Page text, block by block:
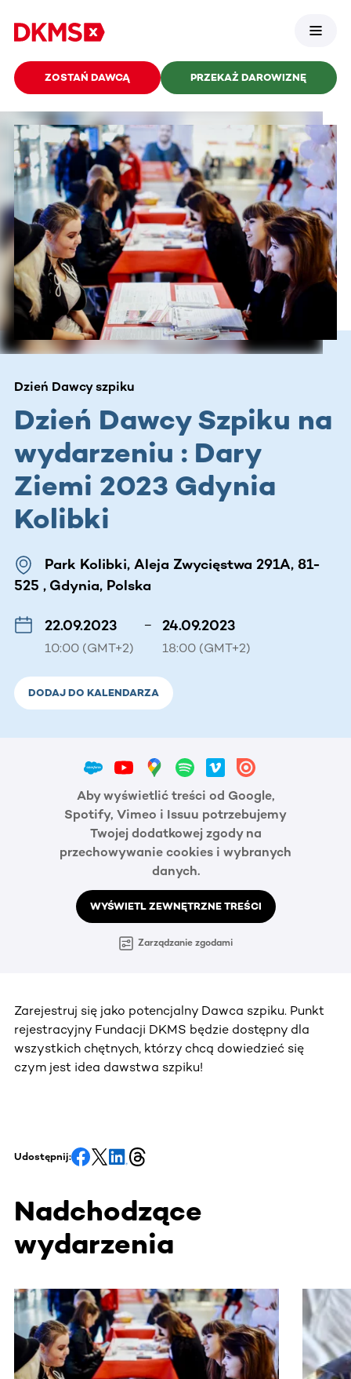
ZOSTAŃ DAWCĄ PRZEKAŻ DAROWIZNĘ
Dzień Dawcy szpiku
Dzień Dawcy Szpiku na
wydarzeniu : Dary
Ziemi 2023 Gdynia
Kolibki
Park Kolibki, Aleja Zwycięstwa 291A, 81-
525 , Gdynia, Polska
22.09.2023
10:00 (GMT+2)
– 24.09.2023
18:00 (GMT+2)
DODAJ DO KALENDARZA
Aby wyświetlić treści od Google,
Spotify, Vimeo i Issuu potrzebujemy
Twojej dodatkowej zgody na
przechowywanie cookies i wybranych
danych.
WYŚWIETL ZEWNĘTRZNE TREŚCI
Zarządzanie zgodami
Zarejestruj się jako potencjalny Dawca szpiku. Punkt
rejestracyjny Fundacji DKMS będzie dostępny dla
wszystkich chętnych, którzy chcą dowiedzieć się
czym jest idea dawstwa szpiku!
Udostępnij:
Nadchodzące
wydarzenia
Ta sekcja zawiera treści przewijane w poziomie. Użyj